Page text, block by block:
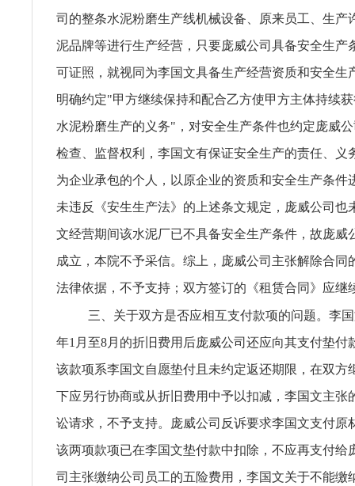
司的整条水泥粉磨生产线机械设备、原来员工、生产
泥品牌等进行生产经营，只要庞威公司具备安全生产
可证照，就视同为李国文具备生产经营资质和安全生
明确约定"甲方继续保持和配合乙方使甲方主体持续
水泥粉磨生产的义务"，对安全生产条件也约定庞威
检查、监督权利，李国文有保证安全生产的责任、义
为企业承包的个人，以原企业的资质和安全生产条件
未违反《安生生产法》的上述条文规定，庞威公司也
文经营期间该水泥厂已不具备安全生产条件，故庞威
成立，本院不予采信。综上，庞威公司主张解除合同
法律依据，不予支持；双方签订的《租赁合同》应继
三、关于双方是否应相互支付款项的问题。李
年1月至8月的折旧费用后庞威公司还应向其支付垫付
该款项系李国文自愿垫付且未约定返还期限，在双方
下应另行协商或从折旧费用中予以扣减，李国文主张
讼请求，不予支持。庞威公司反诉要求李国文支付原
该两项款项已在李国文垫付款中扣除，不应再支付给
司主张缴纳公司员工的五险费用，李国文关于不能缴